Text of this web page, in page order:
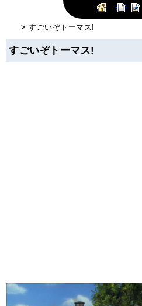
> すごいぞトーマス!
すごいぞトーマス!